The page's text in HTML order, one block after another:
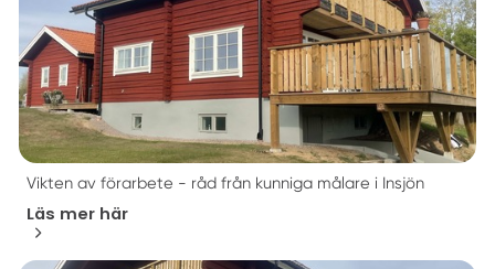
Vikten av förarbete - råd från kunniga målare i Insjön
Läs mer här